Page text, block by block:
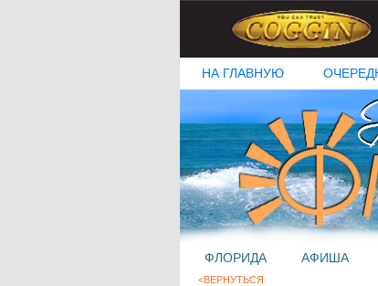
НА ГЛАВНУЮ
ФЛОРИДА АФИША
<ВЕРНУТЬСЯ